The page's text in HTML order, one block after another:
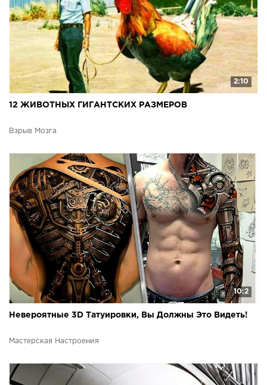
2:10
12 ЖИВОТНЫХ ГИГАНТСКИХ РАЗМЕРОВ
Взрыв Мозга
10:2
Невероятные 3D Татуировки, Вы Должны Это Видеть!
Мастерская Настроения